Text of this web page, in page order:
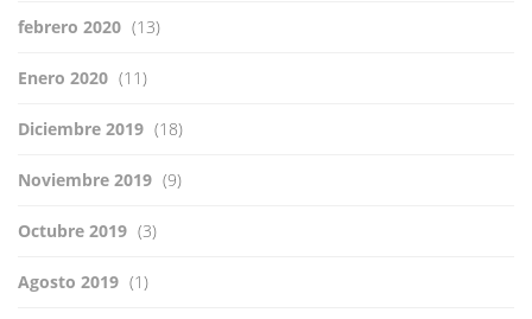
febrero 2020 (13)
Enero 2020 (11)
Diciembre 2019 (18)
Noviembre 2019 (9)
Octubre 2019 (3)
Agosto 2019 (1)